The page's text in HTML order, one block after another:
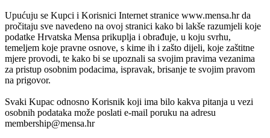
Upućuju se Kupci i Korisnici Internet stranice www.mensa.hr da
pročitaju sve navedeno na ovoj stranici kako bi lakše razumjeli koje
podatke Hrvatska Mensa prikuplja i obrađuje, u koju svrhu,
temeljem koje pravne osnove, s kime ih i zašto dijeli, koje zaštitne
mjere provodi, te kako bi se upoznali sa svojim pravima vezanima
za pristup osobnim podacima, ispravak, brisanje te svojim pravom
na prigovor.
Svaki Kupac odnosno Korisnik koji ima bilo kakva pitanja u vezi
osobnih podataka može poslati e-mail poruku na adresu
membership@mensa.hr